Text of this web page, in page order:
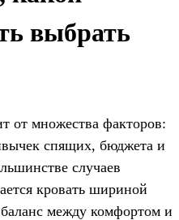
выбрать
от множества факторов:
спящих, бюджета и
случаев
кровать шириной
между комфортом и